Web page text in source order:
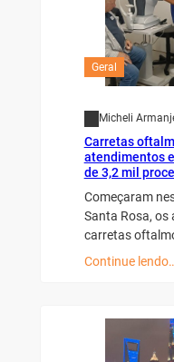
Geral
Micheli
Carretas
atendimentos
de 3,2 mil
Começaram
Santa Rosa,
carretas
Continue